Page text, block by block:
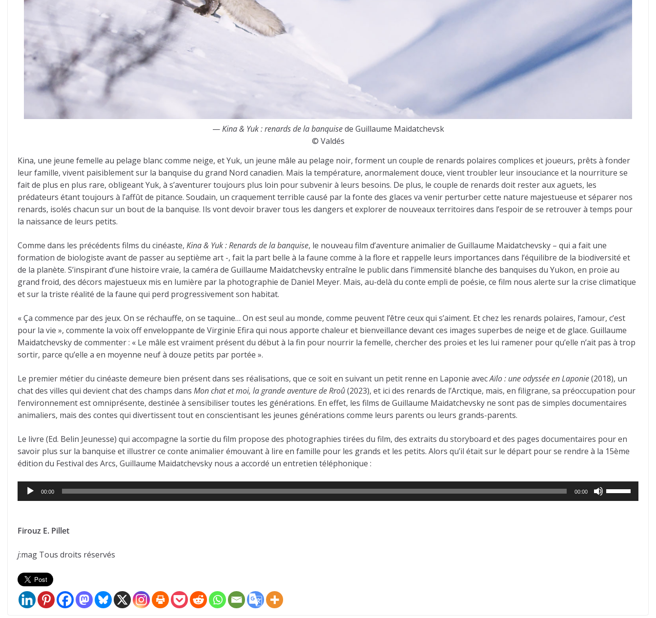
—Kina & Yuk : renards de la banquisede Guillaume Maidatchevsk
© Valdés
Kina, une jeune femelle au pelage blanc comme neige, et Yuk, un jeune mâle au pelage noir, forment un couple de renards polaires complices et joueurs, prêts à fonder
leur famille, vivent paisiblement sur la banquise du grand Nord canadien. Mais la température, anormalement douce, vient troubler leur insouciance et la nourriture se
fait de plus en plus rare, obligeant Yuk, à s’aventurer toujours plus loin pour subvenir à leurs besoins. De plus, le couple de renards doit rester aux aguets, les
prédateurs étant toujours à l’affût de pitance. Soudain, un craquement terrible causé par la fonte des glaces va venir perturber cette nature majestueuse et séparer nos
renards, isolés chacun sur un bout de la banquise. Ils vont devoir braver tous les dangers et explorer de nouveaux territoires dans l’espoir de se retrouver à temps pour
la naissance de leurs petits.
Comme dans les précédents films du cinéaste, Kina & Yuk : Renards de la banquise, le nouveau film d’aventure animalier de Guillaume Maidatchevsky – qui a fait une
formation de biologiste avant de passer au septième art -, fait la part belle à la faune comme à la flore et rappelle leurs importances dans l’équilibre de la biodiversité et
de la planète. S’inspirant d’une histoire vraie, la caméra de Guillaume Maidatchevsky entraîne le public dans l’immensité blanche des banquises du Yukon, en proie au
grand froid, des décors majestueux mis en lumière par la photographie de Daniel Meyer. Mais, au-delà du conte empli de poésie, ce film nous alerte sur la crise climatique
et sur la triste réalité de la faune qui perd progressivement son habitat.
« Ça commence par des jeux. On se réchauffe, on se taquine… On est seul au monde, comme peuvent l’être ceux qui s’aiment. Et chez les renards polaires, l’amour, c’est
pour la vie », commente la voix off enveloppante de Virginie Efira qui nous apporte chaleur et bienveillance devant ces images superbes de neige et de glace. Guillaume
Maidatchevsky de commenter : « Le mâle est vraiment présent du début à la fin pour nourrir la femelle, chercher des proies et les lui ramener pour qu’elle n’ait pas à trop
sortir, parce qu’elle a en moyenne neuf à douze petits par portée ».
Le premier métier du cinéaste demeure bien présent dans ses réalisations, que ce soit en suivant un petit renne en Laponie avecAïlo : une odyssée en Laponie(2018), un
chat des villes qui devient chat des champs dans Mon chat et moi, la grande aventure de Rroû(2023), et ici des renards de l’Arctique, mais, en filigrane, sa préoccupation pour
l’environnement est omniprésente, destinée à sensibiliser toutes les générations. En effet, les films de Guillaume Maidatchevsky ne sont pas de simples documentaires
animaliers, mais des contes qui divertissent tout en conscientisant les jeunes générations comme leurs parents ou leurs grands-parents.
Le livre (Ed. Belin Jeunesse) qui accompagne la sortie du film propose des photographies tirées du film, des extraits du storyboard et des pages documentaires pour en
savoir plus sur la banquise et illustrer ce conte animalier émouvant à lire en famille pour les grands et les petits. Alors qu’il était sur le départ pour se rendre à la 15ème
édition du Festival des Arcs, Guillaume Maidatchevsky nous a accordé un entretien téléphonique :
Lecteur
audio
00:00 00:00
les
Firouz E. Pillet
j:mag Tous droits réservés